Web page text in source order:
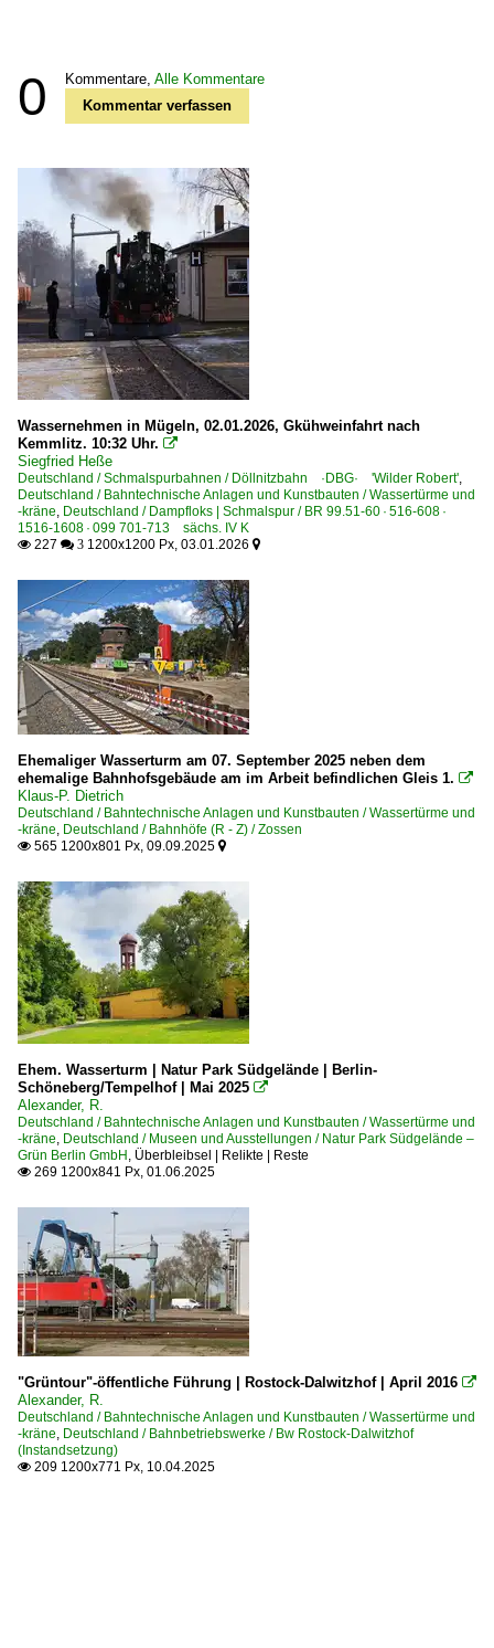
0 Kommentare, Alle Kommentare
Kommentar verfassen
Wassernehmen in Mügeln, 02.01.2026, Gkühweinfahrt nach
Kemmlitz. 10:32 Uhr. 
Siegfried Heße
Deutschland / Schmalspurbahnen / Döllnitzbahn ·DBG· 'Wilder Robert'
Deutschland / Bahntechnische Anlagen und Kunstbauten / Wassertürme und
-kräne Deutschland / Dampfloks | Schmalspur / BR 99.51-60 · 516-608 ·
1516-1608 · 099 701-713 sächs. IV K
 227  3 1200x1200 Px, 03.01.2026 
Ehemaliger Wasserturm am 07. September 2025 neben dem
ehemalige Bahnhofsgebäude am im Arbeit befindlichen Gleis 1. 
Klaus-P. Dietrich
Deutschland / Bahntechnische Anlagen und Kunstbauten / Wassertürme und
-kräne Deutschland / Bahnhöfe (R - Z) / Zossen
 565 1200x801 Px, 09.09.2025 
Ehem. Wasserturm | Natur Park Südgelände | Berlin-
Schöneberg/Tempelhof | Mai 2025 
Alexander, R.
Deutschland / Bahntechnische Anlagen und Kunstbauten / Wassertürme und
-kräne Deutschland / Museen und Ausstellungen / Natur Park Südgelände –
Grün Berlin GmbH Überbleibsel | Relikte | Reste
 269 1200x841 Px, 01.06.2025
"Grüntour"-öffentliche Führung | Rostock-Dalwitzhof | April 2016 
Alexander, R.
Deutschland / Bahntechnische Anlagen und Kunstbauten / Wassertürme und
-kräne Deutschland / Bahnbetriebswerke / Bw Rostock-Dalwitzhof
(Instandsetzung)
 209 1200x771 Px, 10.04.2025